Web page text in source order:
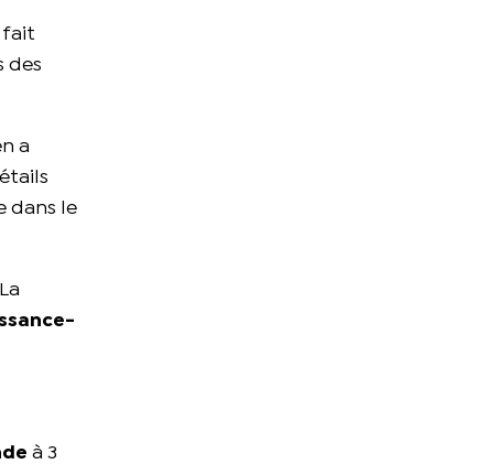
fait
des
a
dans le
à 3